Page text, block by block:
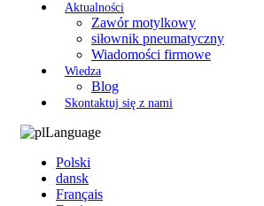
Aktualności
Zawór motylkowy
siłownik pneumatyczny
Wiadomości firmowe
Wiedza
Blog
Skontaktuj się z nami
Language
Polski
dansk
Français